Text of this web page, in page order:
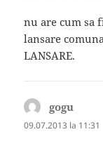
nu are cum sa
lansare
LANSARE.
gogu
09.07.2013 la 11:31